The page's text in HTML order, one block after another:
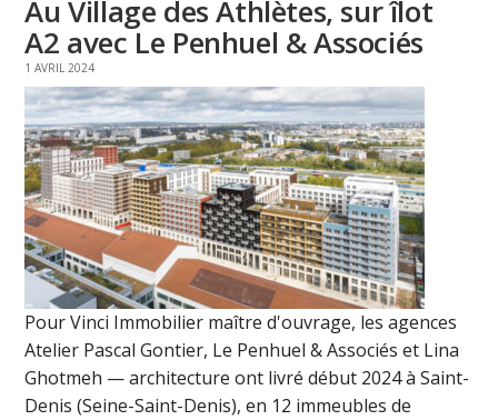
Au Village des Athlètes, sur îlot
A2 avec Le Penhuel & Associés
1 AVRIL 2024
Pour Vinci Immobilier maître d'ouvrage, les agences
Atelier Pascal Gontier, Le Penhuel & Associés et Lina
Ghotmeh — architecture ont livré début 2024 à Saint-
Denis (Seine-Saint-Denis), en 12 immeubles de